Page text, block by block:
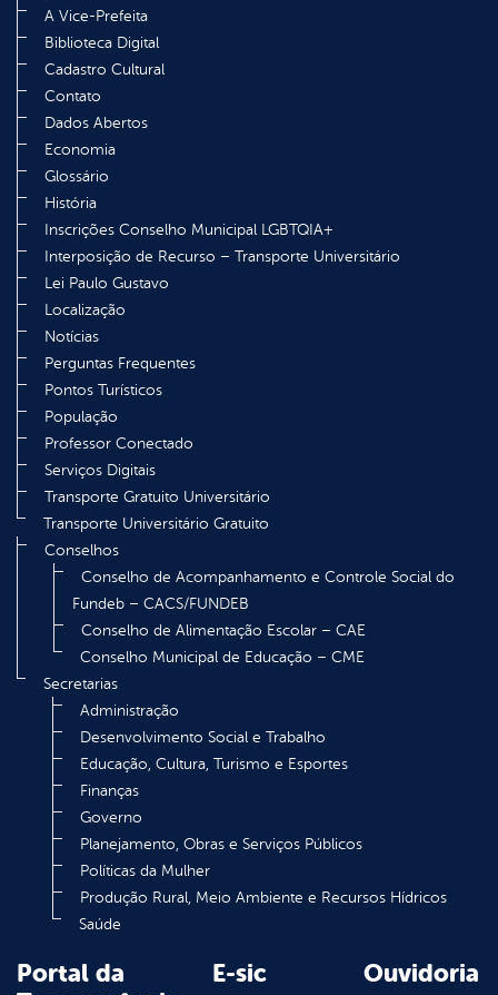
A Vice-Prefeita
Biblioteca Digital
Cadastro Cultural
Contato
Dados Abertos
Economia
Glossário
História
Inscrições Conselho Municipal LGBTQIA+
Interposição de Recurso – Transporte Universitário
Lei Paulo Gustavo
Localização
Notícias
Perguntas Frequentes
Pontos Turísticos
População
Professor Conectado
Serviços Digitais
Transporte Gratuito Universitário
Transporte Universitário Gratuito
Conselhos
Conselho de Acompanhamento e Controle Social do
Fundeb – CACS/FUNDEB
Conselho de Alimentação Escolar – CAE
Conselho Municipal de Educação – CME
Secretarias
Administração
Desenvolvimento Social e Trabalho
Educação, Cultura, Turismo e Esportes
Finanças
Governo
Planejamento, Obras e Serviços Públicos
Políticas da Mulher
Produção Rural, Meio Ambiente e Recursos Hídricos
Saúde
Portal da
E-sic Ouvidoria